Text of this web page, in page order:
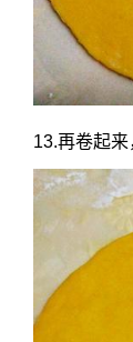
13.再卷起